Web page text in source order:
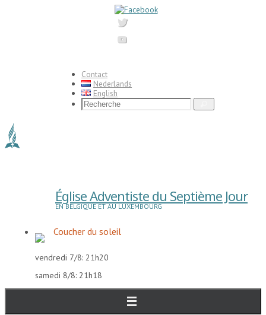
Contact
Nederlands
English
Search
for:
Église Adventiste du Septième Jour
EN BELGIQUE ET AU LUXEMBOURG
Coucher du soleil
vendredi 7/8: 21h20
samedi 8/8: 21h18